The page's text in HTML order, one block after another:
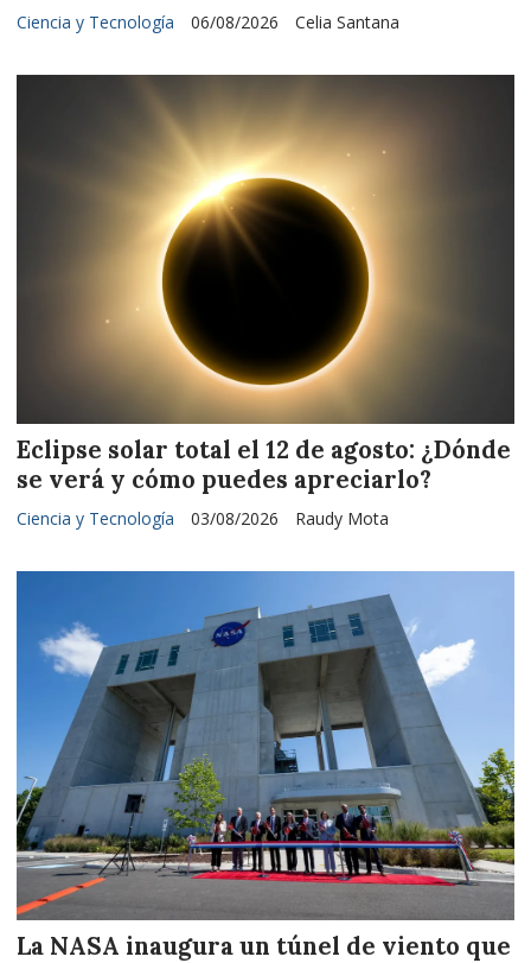
Celia Santana
Ciencia y Tecnología 06/08/2026
Eclipse solar total el 12 de agosto: ¿Dónde
se verá y cómo puedes apreciarlo?
Raudy Mota
Ciencia y Tecnología 03/08/2026
La NASA inaugura un túnel de viento que